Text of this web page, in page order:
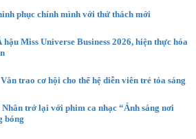
phục chính mình với thử thách mới
Miss Universe Business 2026, hiện thực hóa
trao cơ hội cho thế hệ diễn viên trẻ tỏa sáng
trở lại với phim ca nhạc “Ánh sáng nơi
bóng